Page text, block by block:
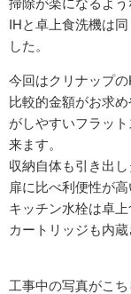
掃除が楽になるよう
IHと卓上食洗機は
した。
今回はクリナップの
比較的金額がお求
がしやすいフラッ
来ます。
収納自体も引き出
扉に比べ利便性が高
キッチン水栓は卓
カートリッジも内蔵
工事中の写真がこち